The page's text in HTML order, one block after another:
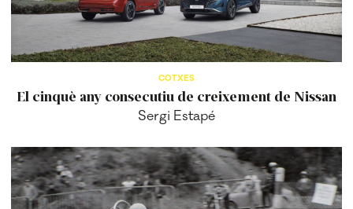
COTXES
El cinquè any consecutiu de creixement de Nissan
Sergi Estapé